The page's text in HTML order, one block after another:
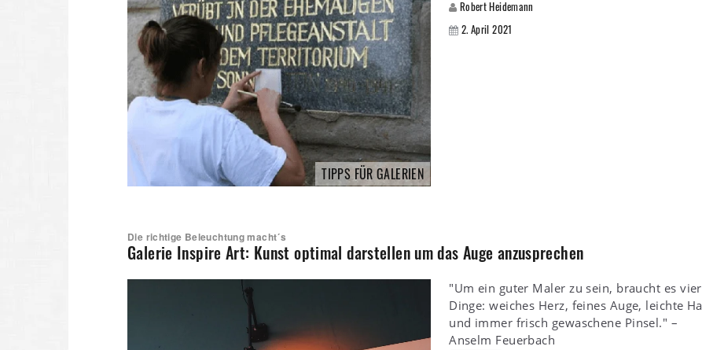
TIPPS FÜR GALERIEN
Robert Heidemann
2. April 2021
Die richtige Beleuchtung macht´s
Galerie Inspire Art: Kunst optimal darstellen um das Auge anzusprechen
"Um ein guter Maler zu sein, braucht es vier
Dinge: weiches Herz, feines Auge, leichte
und immer frisch gewaschene Pinsel." –
Anselm Feuerbach